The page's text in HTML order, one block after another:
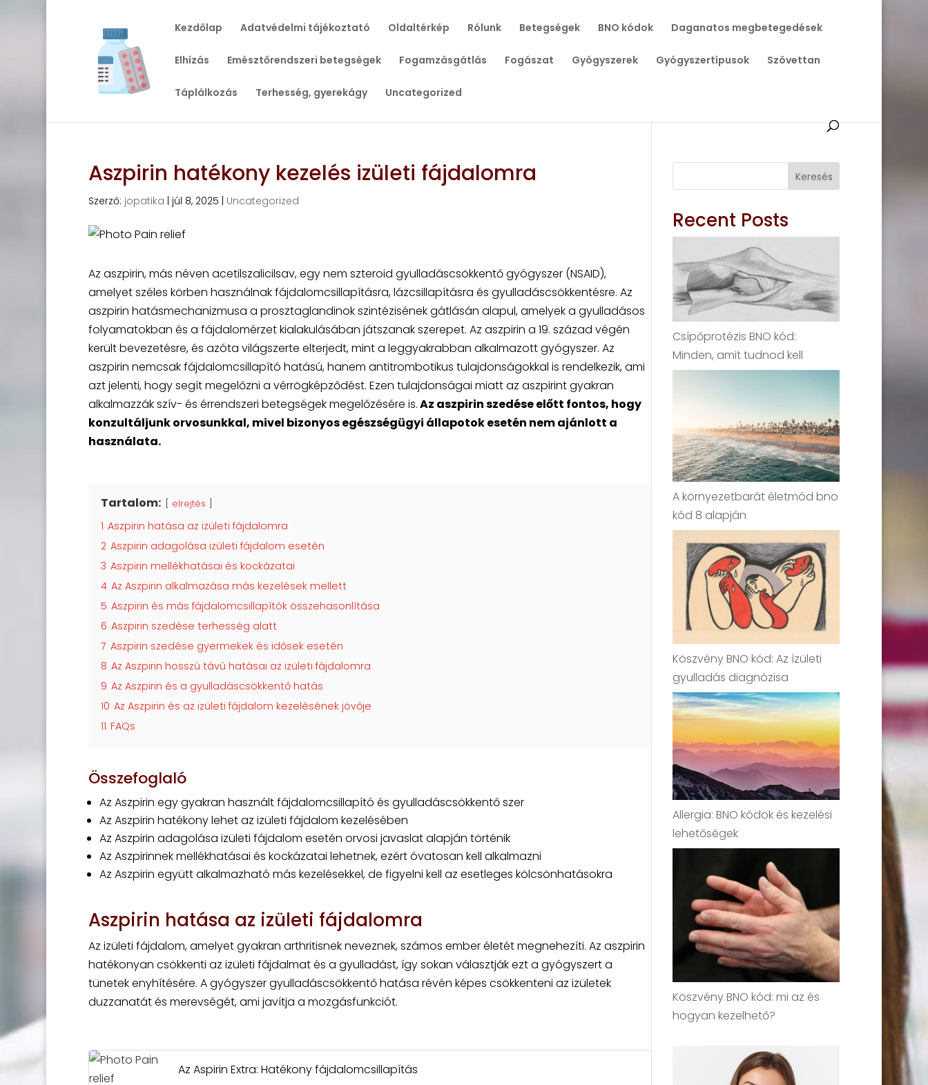
Kezdőlap Adatvédelmi tájékoztató Oldaltérkép Rólunk Betegségek BNO kódok Daganatos megbetegedések
Elhízás Emésztőrendszeri betegségek Fogamzásgátlás Fogászat Gyógyszerek Gyógyszertípusok Szövettan
Táplálkozás Terhesség, gyerekágy Uncategorized
Aszpirin hatékony kezelés izületi fájdalomra
Szerző: jopatika júl 8, 2025 Uncategorized
Az aszpirin, más néven acetilszalicilsav, egy nem szteroid gyulladáscsökkentő gyógyszer (NSAID),
amelyet széles körben használnak fájdalomcsillapításra, lázcsillapításra és gyulladáscsökkentésre. Az
aszpirin hatásmechanizmusa a prosztaglandinok szintézisének gátlásán alapul, amelyek a gyulladásos
folyamatokban és a fájdalomérzet kialakulásában játszanak szerepet. Az aszpirin a 19. század végén
került bevezetésre, és azóta világszerte elterjedt, mint a leggyakrabban alkalmazott gyógyszer. Az
aszpirin nemcsak fájdalomcsillapító hatású, hanem antitrombotikus tulajdonságokkal is rendelkezik, ami
azt jelenti, hogy segít megelőzni a vérrögképződést. Ezen tulajdonságai miatt az aszpirint gyakran
alkalmazzák szív- és érrendszeri betegségek megelőzésére is.Az aszpirin szedése előtt fontos, hogy
konzultáljunk orvosunkkal, mivel bizonyos egészségügyi állapotok esetén nem ajánlott a
használata.
Tartalom: elrejtés
1 Aszpirin hatása az izületi fájdalomra
2 Aszpirin adagolása izületi fájdalom esetén
3 Aszpirin mellékhatásai és kockázatai
4 Az Aszpirin alkalmazása más kezelések mellett
5 Aszpirin és más fájdalomcsillapítók összehasonlítása
6 Aszpirin szedése terhesség alatt
7 Aszpirin szedése gyermekek és idősek esetén
8 Az Aszpirin hosszú távú hatásai az izületi fájdalomra
9 Az Aszpirin és a gyulladáscsökkentő hatás
10 Az Aszpirin és az izületi fájdalom kezelésének jövője
11 FAQs
Összefoglaló
Az Aszpirin egy gyakran használt fájdalomcsillapító és gyulladáscsökkentő szer
Az Aszpirin hatékony lehet az izületi fájdalom kezelésében
Az Aszpirin adagolása izületi fájdalom esetén orvosi javaslat alapján történik
Az Aszpirinnek mellékhatásai és kockázatai lehetnek, ezért óvatosan kell alkalmazni
Az Aszpirin együtt alkalmazható más kezelésekkel, de figyelni kell az esetleges kölcsönhatásokra
Aszpirin hatása az izületi fájdalomra
Az izületi fájdalom, amelyet gyakran arthritisnek neveznek, számos ember életét megnehezíti. Az aszpirin
hatékonyan csökkenti az izületi fájdalmat és a gyulladást, így sokan választják ezt a gyógyszert a
tünetek enyhítésére. A gyógyszer gyulladáscsökkentő hatása révén képes csökkenteni az izületek
duzzanatát és merevségét, ami javítja a mozgásfunkciót.
Az Aspirin Extra: Hatékony fájdalomcsillapítás
Keresés
Recent Posts
Csípőprotézis BNO kód:
Minden, amit tudnod kell
A környezetbarát életmód bno
kód 8 alapján
Köszvény BNO kód: Az ízületi
gyulladás diagnózisa
Allergia: BNO kódok és kezelési
lehetőségek
Köszvény BNO kód: mi az és
hogyan kezelhető?